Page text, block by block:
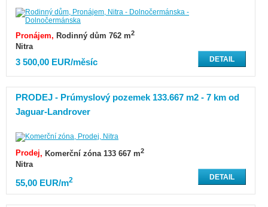
Pronájem Rodinný dům 762 m2
Nitra
DETAIL
3 500,00 EUR/měsíc
PRODEJ - Prúmyslový pozemek 133.667 m2 - 7 km od
Jaguar-Landrover
Prodej Komerční zóna 133 667 m2
Nitra
DETAIL
55,00 EUR/m2